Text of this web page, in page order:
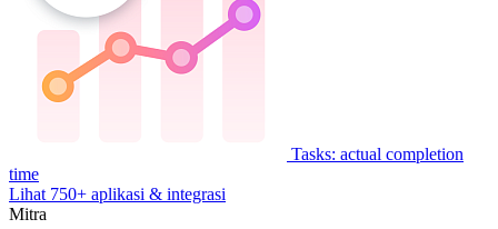
Tasks: actual completion
time
Lihat 750+ aplikasi & integrasi
Mitra